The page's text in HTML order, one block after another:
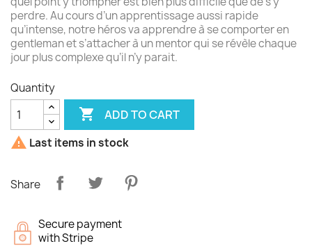
perdre. Au cours d’un apprentissage aussi rapide
qu’intense, notre héros va apprendre à se comporter en
gentleman et s’attacher à un mentor qui se révèle chaque
jour plus complexe qu’il n’y parait.
Quantity
 ADD TO CART
 Last items in stock
Share
Secure payment
with Stripe